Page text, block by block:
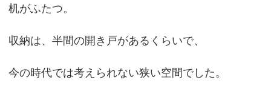
机がふたつ。
収納は、半間の開き戸があるくらいで、
今の時代では考えられない狭い空間でした。